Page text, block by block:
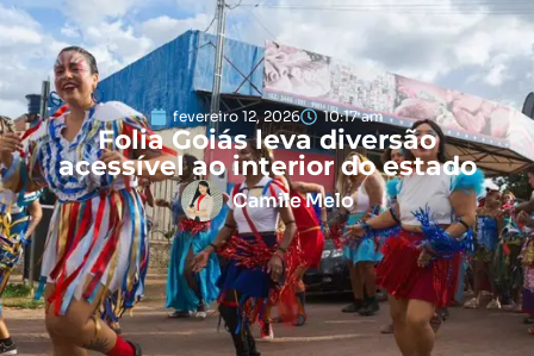
fevereiro 12, 2026 10:17 am
Folia Goiás leva diversão
acessível ao interior do estado
Camile Melo